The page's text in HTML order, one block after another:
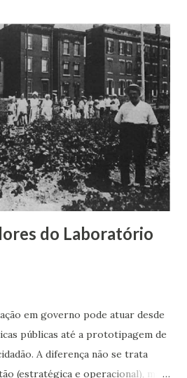
que carrega um certo
Isso cria alguns problemas
que começa o funcionamento do
outras organizações participarão
serão necessários; a
ser fragilizada com a
a segurança digital terá que se
acesso irrestrito e wifi; os
podem sofrer mudan...
do Laboratório
em governo pode atuar desde
públicas até a prototipagem de
A diferença não se trata
(estratégica e operacional), mas